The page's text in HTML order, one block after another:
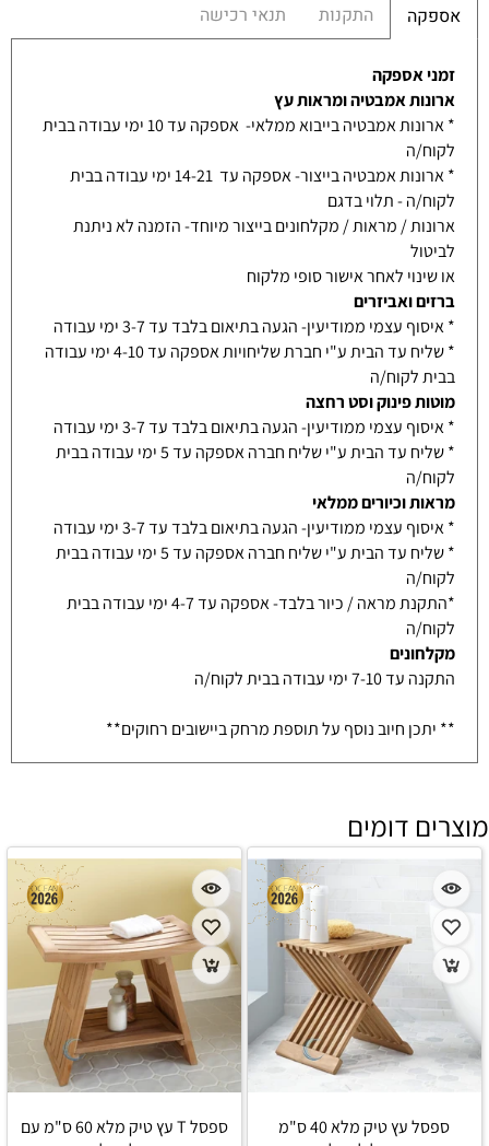
אספקה התקנות תנאי רכישה
זמני אספקה
ארונות אמבטיה ומראות עץ
* ארונות אמבטיה בייבוא ממלאי- אספקה עד 10 ימי עבודה בבית
לקוח/ה
* ארונות אמבטיה בייצור- אספקה עד 14-21 ימי עבודה בבית
לקוח/ה - תלוי בדגם
ארונות / מראות / מקלחונים בייצור מיוחד- הזמנה לא ניתנת
לביטול
או שינוי לאחר אישור סופי מלקוח
ברזים ואביזרים
* איסוף עצמי ממודיעין- הגעה בתיאום בלבד עד 3-7 ימי עבודה
* שליח עד הבית ע"י חברת שליחויות אספקה עד 4-10 ימי עבודה
בבית לקוח/ה
מוטות פינוק וסט רחצה
* איסוף עצמי ממודיעין- הגעה בתיאום בלבד עד 3-7 ימי עבודה
* שליח עד הבית ע"י שליח חברה אספקה עד 5 ימי עבודה בבית
לקוח/ה
מראות וכיורים ממלאי
* איסוף עצמי ממודיעין- הגעה בתיאום בלבד עד 3-7 ימי עבודה
* שליח עד הבית ע"י שליח חברה אספקה עד 5 ימי עבודה בבית
לקוח/ה
*התקנת מראה / כיור בלבד- אספקה עד 4-7 ימי עבודה בבית
לקוח/ה
מקלחונים
התקנה עד 7-10 ימי עבודה בבית לקוח/ה
** יתכן חיוב נוסף על תוספת מרחק ביישובים רחוקים**
מוצרים דומים
ספסל עץ טיק מלא 40 ס"מ
ספסל T עץ טיק מלא 60 ס"מ עם